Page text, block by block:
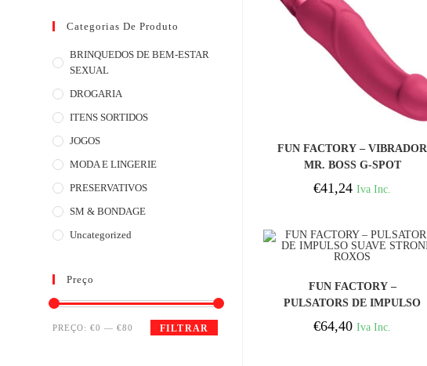
FUN FACTORY – VIBRADOR
MR. BOSS G-SPOT
FRAMBOESA
€41,24 Iva Inc.
FUN FACTORY –
PULSATORS DE IMPULSO
SUAVE STRONIC ROXOS
€64,40 Iva Inc.
Categorias De Produto
BRINQUEDOS DE BEM-ESTAR
SEXUAL
DROGARIA
ITENS SORTIDOS
JOGOS
MODA E LINGERIE
PRESERVATIVOS
SM & BONDAGE
Uncategorized
Preço
FILTRAR
PREÇO:€0 —€80